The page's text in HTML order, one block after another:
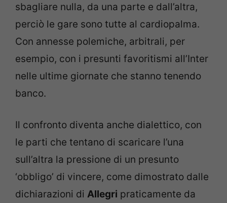
sbagliare nulla, da una parte e dall’altra,
perciò le gare sono tutte al cardiopalma.
Con annesse polemiche, arbitrali, per
esempio, con i presunti favoritismi all’Inter
nelle ultime giornate che stanno tenendo
banco.
Il confronto diventa anche dialettico, con
le parti che tentano di scaricare l’una
sull’altra la pressione di un presunto
‘obbligo’ di vincere, come dimostrato dalle
dichiarazioni di Allegri praticamente da